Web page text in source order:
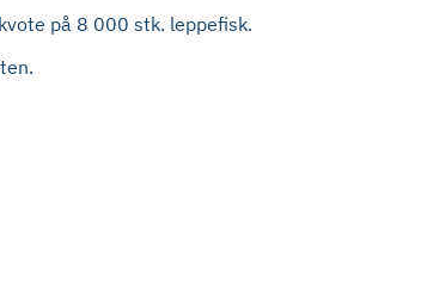
på 8 000 stk. leppefisk.